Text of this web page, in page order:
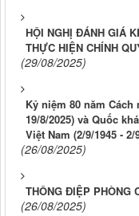
HỘI NGHỊ ĐÁNH GIÁ
THỰC HIỆN CHÍNH
(29/08/2025)
Kỷ niệm 80 năm Cách
19/8/2025) và Quốc
Việt Nam (2/9/1945 - 2/
(26/08/2025)
THÔNG ĐIỆP PHÒNG
(26/08/2025)